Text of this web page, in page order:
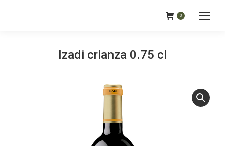
0
Izadi crianza 0.75 cl